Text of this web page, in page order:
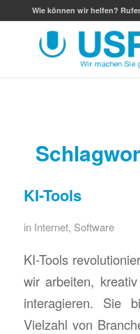
Wie können wir helfen?
KI-Tools
in Internet, Software
KI-Tools
wir arbeiten,
interagieren. Sie
Vielzahl von